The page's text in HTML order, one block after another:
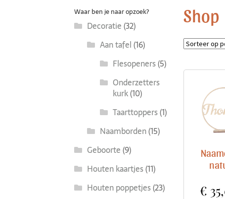
Waar ben je naar opzoek?
Decoratie(32)
Aan tafel(16)
Flesopeners(5)
Onderzetters
kurk(10)
Taarttoppers(1)
Naamborden(15)
Geboorte(9)
Houten kaartjes(11)
Houten poppetjes(23)
Shop
€